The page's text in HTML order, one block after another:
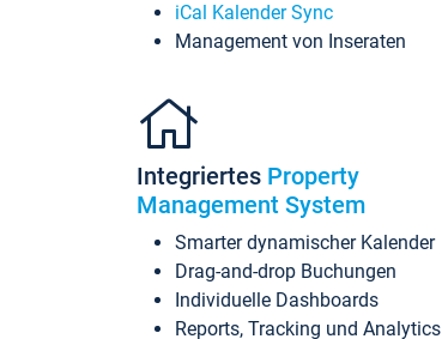
iCal Kalender Sync
Management von Inseraten
Integriertes Property
Management System
Smarter dynamischer Kalender
Drag-and-drop Buchungen
Individuelle Dashboards
Reports, Tracking und Analytics